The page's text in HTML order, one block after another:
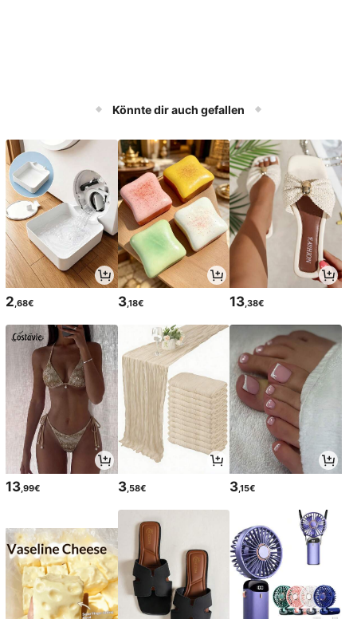
Könnte dir auch gefallen
2 ,68€ 3,18€ 13 ,38€
13,99€ 3,58€ 3,15€